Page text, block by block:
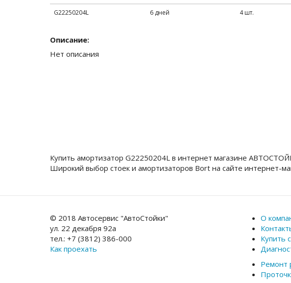
G22250204L 6 дней 4 шт.
Описание:
Нет описания
Купить амортизатор G22250204L в интернет магазине
Широкий выбор стоек и амортизаторов Bort на сайте интернет-
© 2018 Автосервис "АвтоСтойки"
ул. 22 декабря 92а
тел.: +7 (3812) 386-000
Как проехать
О
Купить
Ремонт